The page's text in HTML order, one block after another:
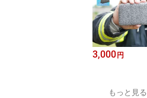
3,000 円
もっと見る